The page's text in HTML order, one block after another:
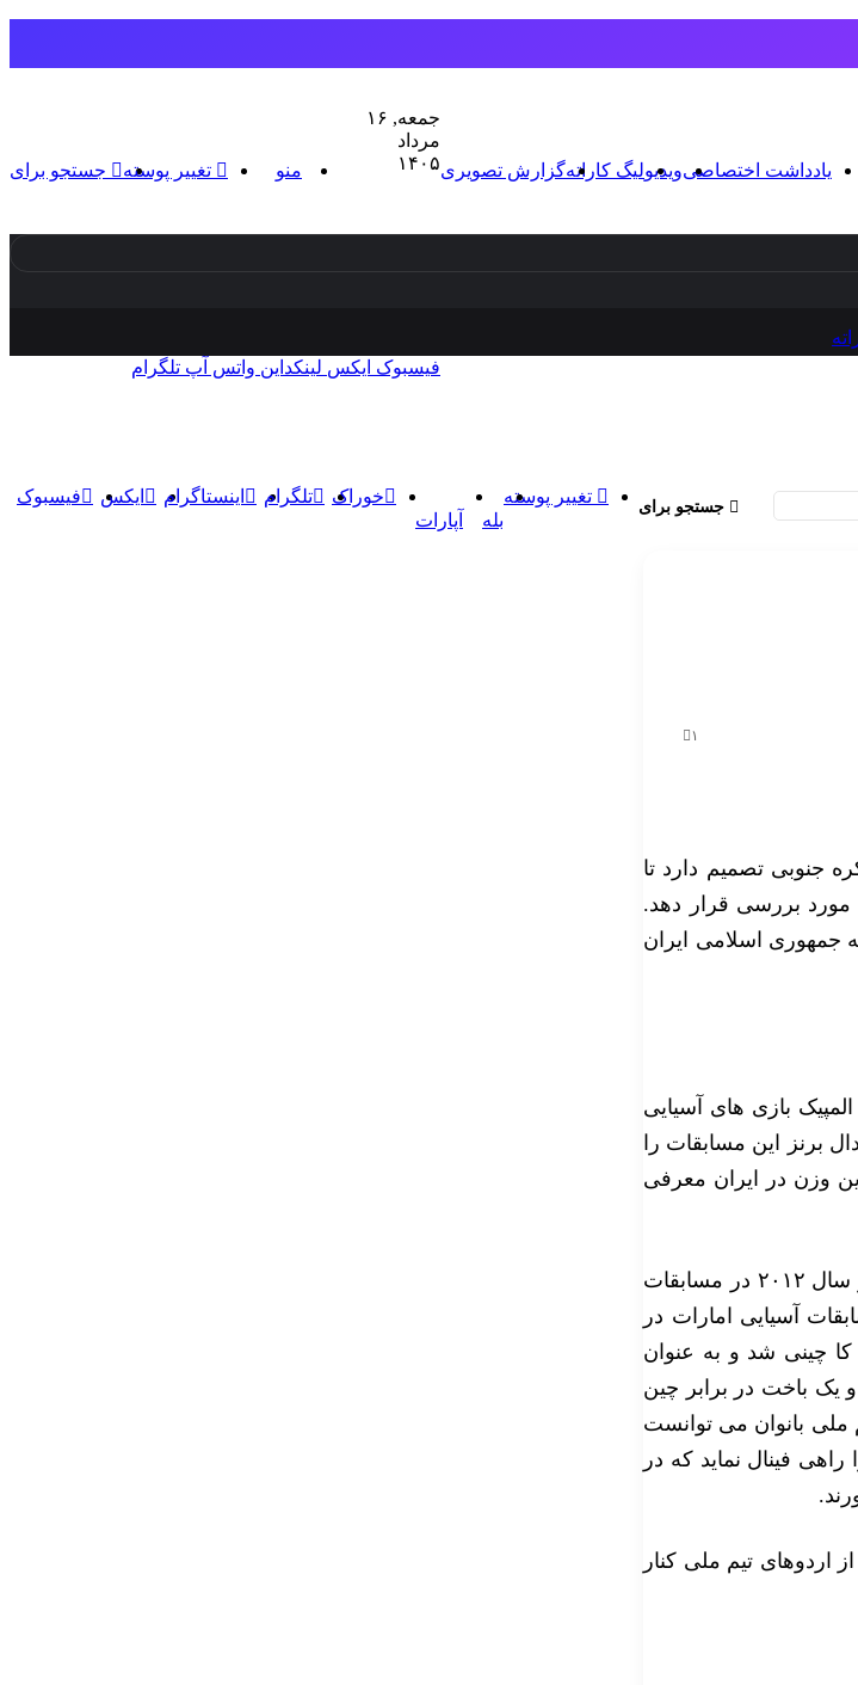
جستجو برای تغییر پوسته منو یادداشت اختصاصیویدیولیگ کاراتهگزارش تصویری
جمعه, ۱۶
مرداد
۱۴۰۵
فیسبوک ایکس اینستاگرام تلگرام
خوراک
آپارات
بله
تغییر پوسته جستجو برای
۱
جنوبی تصمیم دارد تا
مورد بررسی قرار دهد.
جمهوری اسلامی ایران
بازی های آسیایی
برنز این مسابقات را
وزن در ایران معرفی
کاپیتان تیم ملی در سال ۲۰۱۱ در مسابقات آسیایی چین بی مدال ماند و بعد از آن در سال ۲۰۱۲ در مسابقات
صاحب گردن آویز نقره شود. زنگنه در سال ۲۰۱۳ در مسابقات آسیایی امارات در
چینی شد و به عنوان
یک باخت در برابر چین
ملی بانوان می توانست
قاطع ۴ بر صفر تیم ایران را راهی فینال نماید که در
اردوهای تیم ملی کنار
فیسبوک ایکس لینکداین واتس آپ تلگرام